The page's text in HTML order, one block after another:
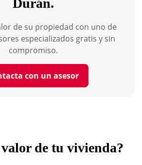
de su propiedad con uno de
especializados gratis y sin
compromiso.
con un asesor
valor de tu vivienda?